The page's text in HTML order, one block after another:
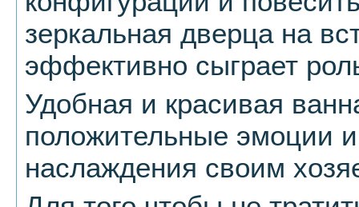
зеркальная дверца на
эффективно сыграет
Удобная и красивая
положительные эмоции
наслаждения своим